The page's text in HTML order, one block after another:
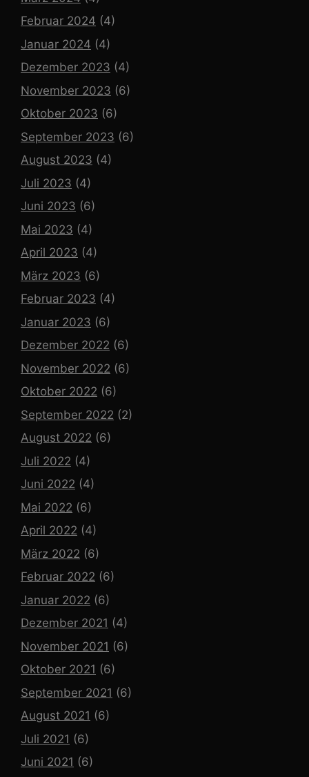
Februar 2024 (4)
Januar 2024 (4)
Dezember 2023 (4)
November 2023 (6)
Oktober 2023 (6)
September 2023 (6)
August 2023 (4)
Juli 2023 (4)
Juni 2023 (6)
Mai 2023 (4)
April 2023 (4)
März 2023 (6)
Februar 2023 (4)
Januar 2023 (6)
Dezember 2022 (6)
November 2022 (6)
Oktober 2022 (6)
September 2022 (2)
August 2022 (6)
Juli 2022 (4)
Juni 2022 (4)
Mai 2022 (6)
April 2022 (4)
März 2022 (6)
Februar 2022 (6)
Januar 2022 (6)
Dezember 2021 (4)
November 2021 (6)
Oktober 2021 (6)
September 2021 (6)
August 2021 (6)
Juli 2021 (6)
Juni 2021 (6)